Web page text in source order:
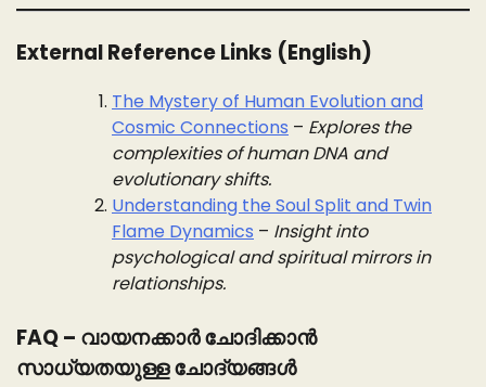
External Reference Links (English)
The Mystery of Human Evolution and
Cosmic Connections – Explores the
complexities of human DNA and
evolutionary shifts.
Understanding the Soul Split and Twin
Flame Dynamics – Insight into
psychological and spiritual mirrors in
relationships.
FAQ – വായനക്കാർ ചോദിക്കാൻ
സാധ്യതയുള്ള ചോദ്യങ്ങൾ